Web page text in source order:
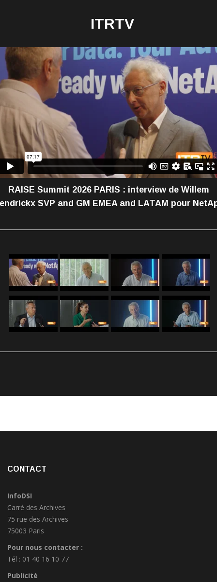
ITRTV
RAISE Summit 2026 PARIS : interview de Willem
SVP and GM EMEA and LATAM pour
CONTACT
InfoDSI
Carré des Archives
75 rue des Archives
75003 Paris
Pour nous contacter :
Tél : 01 40 16 10 77
Publicité